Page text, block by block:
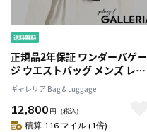
正規品2年保証 ワンダーバゲー
ジ ウエストバッグ メンズ レデ
ィース アウトドア WONDER
BAGGAGE ボディバッグ ブラン
ド ウエストポーチ 斜めがけバ
ッグ ナイロン 日本製
ギャレリア Bag＆Luggage
12,800 円 （税込）
積算 116 マイル (1倍)